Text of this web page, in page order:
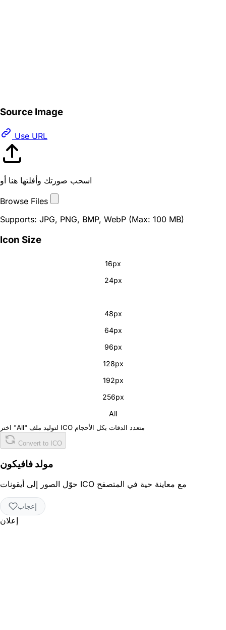
Source Image
Use URL
اسحب صورتك وأفلتها هنا أو
Browse Files
Supports: JPG, PNG, BMP, WebP (Max: 100 MB)
Icon Size
16px
24px
48px
64px
96px
128px
192px
256px
All
اختر "All" لتوليد ملف ICO متعدد الدقات بكل الأحجام
Convert to ICO
مولد فافيكون
حوّل الصور إلى أيقونات ICO مع معاينة حية في المتصفح
إعجاب
إعلان